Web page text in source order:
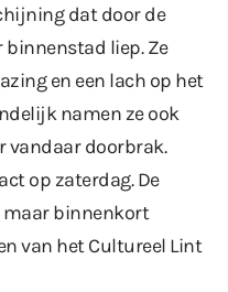
dat door de
binnenstad liep. Ze
en een lach op het
namen ze ook
vandaar doorbrak.
op zaterdag. De
binnenkort
van het Cultureel Lint